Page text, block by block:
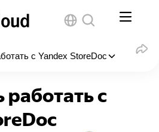
с Yandex StoreDoc
работать с